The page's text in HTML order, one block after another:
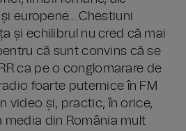
europene... Chestiuni
și echilibrul nu cred că mai
că sunt convins că se
ca pe o conglomarare de
foarte puternice în FM
video și, practic, în orice,
media din România mult